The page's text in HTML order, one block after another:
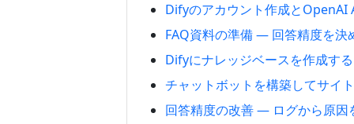
Difyのアカウント作成とOpenAI
FAQ資料の準備 — 回答精度を決
Difyにナレッジベースを作成する
チャットボットを構築してサイ
回答精度の改善 — ログから原因